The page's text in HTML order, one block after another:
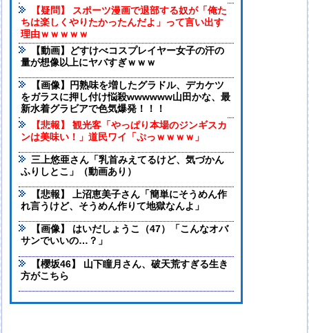
【疑問】 スポーツ漫画で退部する奴が「俺た
ちは楽しくやりたかったんだよ」って言い出す
理由ｗｗｗｗｗ
【動画】どすけべコスプレイヤー女子の汗の
量が想像以上にヤバすぎｗｗｗ
【画像】円熟味を増したグラドル、デカケツ
をガラスに押し付け悩殺wwwwww山田かな、最
新水着グラビアで色気爆発！！！
【悲報】 観光客「やっぱり本場のジンギスカ
ンは美味い！」道民ワイ「ぷっｗｗｗｗ」
三上悠亜さん「乳首みえてるけど、気づかん
ふりしとこ」（動画あり）
【悲報】 上沼恵美子さん「簡単にそうめん作
れ言うけど、そうめん作りて地獄なんよ」
【画像】 はいだしょうこ（47）「こんなオバ
サンでいいの…？」
【櫻坂46】 山下瞳月さん、破天荒すぎる生き
方がこちら